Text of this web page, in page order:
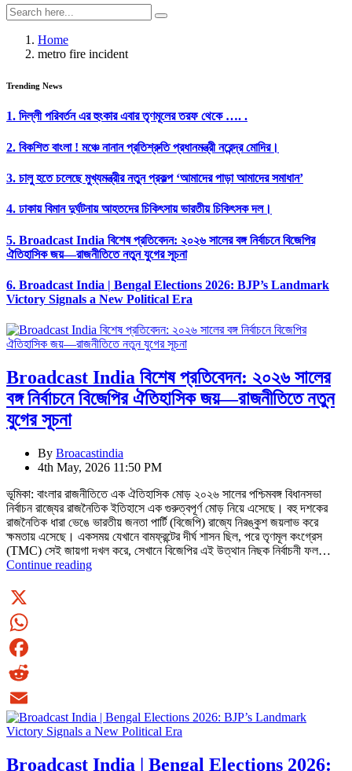
Home
metro fire incident
Trending News
1. দিল্লী পরিবর্তন এর হুংকার এবার তৃণমূলের তরফ থেকে …. .
2. বিকশিত বাংলা ! মঞ্চে নানান প্রতিশ্রুতি প্রধানমন্ত্রী নরেন্দ্র মোদির।
3. চালু হতে চলেছে মুখ্যমন্ত্রীর নতুন প্রকল্প ‘আমাদের পাড়া আমাদের সমাধান’
4. ঢাকায় বিমান দুর্ঘটনায় আহতদের চিকিৎসায় ভারতীয় চিকিৎসক দল।
5. Broadcast India বিশেষ প্রতিবেদন: ২০২৬ সালের বঙ্গ নির্বাচনে বিজেপির
ঐতিহাসিক জয়—রাজনীতিতে নতুন যুগের সূচনা
6. Broadcast India | Bengal Elections 2026: BJP’s Landmark
Victory Signals a New Political Era
Broadcast India বিশেষ প্রতিবেদন: ২০২৬ সালের
বঙ্গ নির্বাচনে বিজেপির ঐতিহাসিক জয়—রাজনীতিতে নতুন
যুগের সূচনা
By Broacastindia
4th May, 2026 11:50 PM
ভূমিকা: বাংলার রাজনীতিতে এক ঐতিহাসিক মোড় ২০২৬ সালের পশ্চিমবঙ্গ বিধানসভা
নির্বাচন রাজ্যের রাজনৈতিক ইতিহাসে এক গুরুত্বপূর্ণ মোড় নিয়ে এসেছে। বহু দশকের
রাজনৈতিক ধারা ভেঙে ভারতীয় জনতা পার্টি (বিজেপি) রাজ্যে নিরঙ্কুশ জয়লাভ করে
ক্ষমতায় এসেছে। একসময় যেখানে বামফ্রন্টের দীর্ঘ শাসন ছিল, পরে তৃণমূল কংগ্রেস
(TMC) সেই জায়গা দখল করে, সেখানে বিজেপির এই উত্থান নিছক নির্বাচনী ফল…
Continue readingBroadcast
—
রাজনীতিতে
যুগের
X
WhatsApp
Facebook
Reddit
Email
Broadcast India | Bengal Elections 2026: